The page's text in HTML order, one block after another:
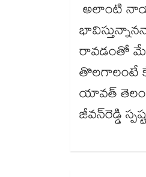
అలాంటి
రావడంతో
తొలగాలంటే
యావత్
జీవన్‌‌రెడ్డి